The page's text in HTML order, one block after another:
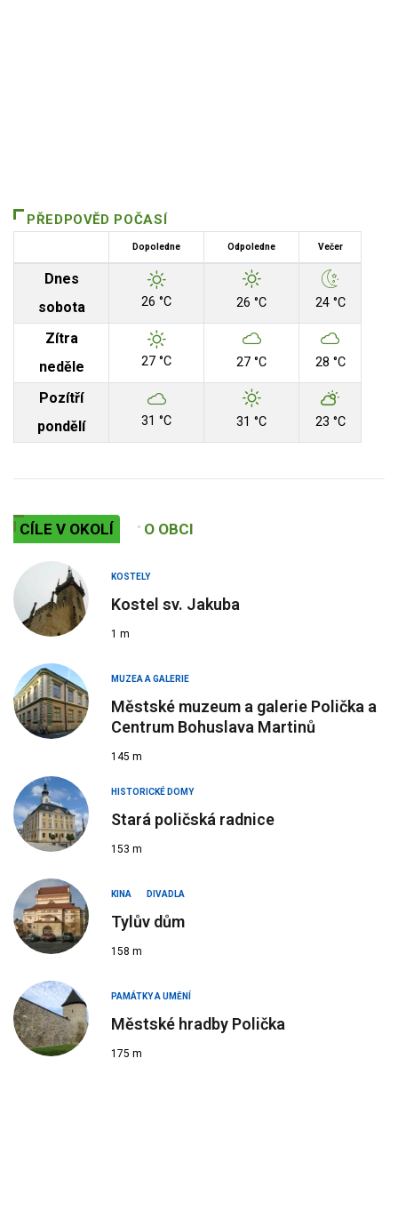
PŘEDPOVĚD POČASÍ
Dopoledne Odpoledne Večer
Dnes
sobota
26 °C 26 °C 24 °C
Zítra
neděle
27 °C 27 °C 28 °C
Pozítří
pondělí
31 °C 31 °C 23 °C
CÍLE V OKOLÍ O OBCI
KOSTELY
Kostel sv. Jakuba
1 m
MUZEA A GALERIE
Městské muzeum a galerie Polička a
Centrum Bohuslava Martinů
145 m
HISTORICKÉ DOMY
Stará poličská radnice
153 m
KINA DIVADLA
Tylův dům
158 m
PAMÁTKY A UMĚNÍ
Městské hradby Polička
175 m